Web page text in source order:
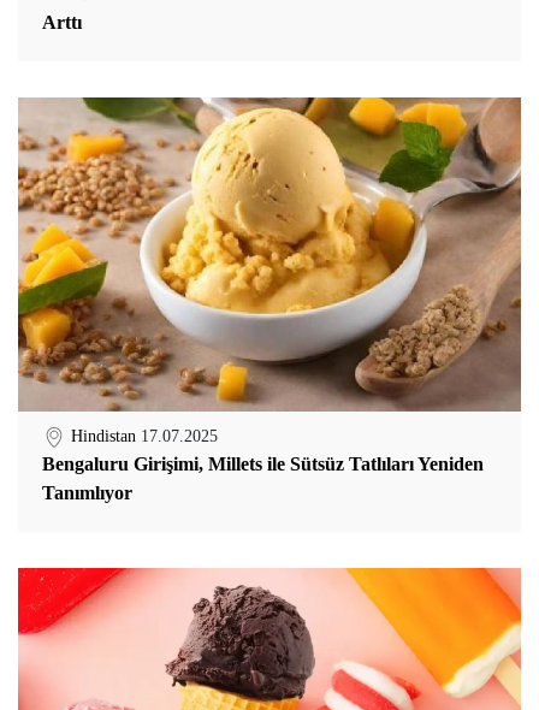
Arttı
Hindistan 17.07.2025
Bengaluru Girişimi, Millets ile Sütsüz Tatlıları Yeniden
Tanımlıyor